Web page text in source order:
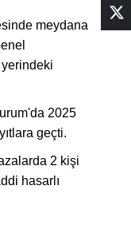
meydana
yerindeki
2025
geçti.
2 kişi
hasarlı